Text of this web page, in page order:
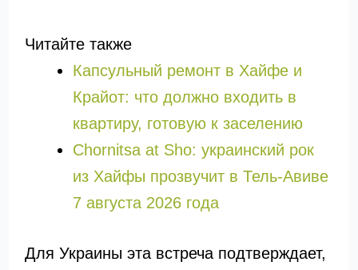
Читайте также
Капсульный ремонт в Хайфе и
Крайот: что должно входить в
квартиру, готовую к заселению
Chornitsa at Sho: украинский рок
из Хайфы прозвучит в Тель-Авиве
7 августа 2026 года
Для Украины эта встреча подтверждает,